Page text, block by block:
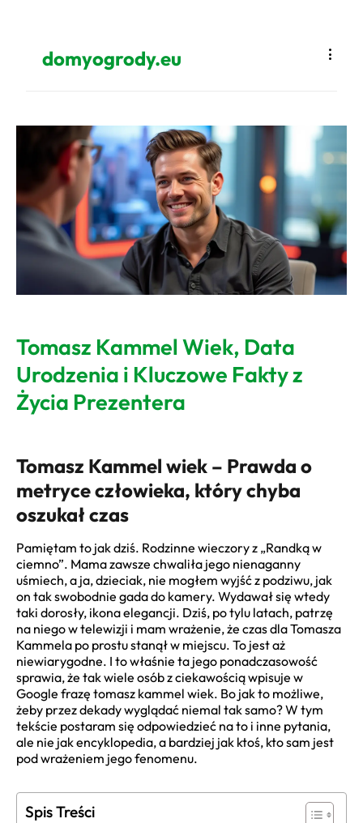
domyogrody.eu
Tomasz Kammel Wiek, Data
Urodzenia i Kluczowe Fakty z
Życia Prezentera
Tomasz Kammel wiek – Prawda o
metryce człowieka, który chyba
oszukał czas
Pamiętam to jak dziś. Rodzinne wieczory z „Randką w
ciemno”. Mama zawsze chwaliła jego nienaganny
uśmiech, a ja, dzieciak, nie mogłem wyjść z podziwu, jak
on tak swobodnie gada do kamery. Wydawał się wtedy
taki dorosły, ikona elegancji. Dziś, po tylu latach, patrzę
na niego w telewizji i mam wrażenie, że czas dla Tomasza
Kammela po prostu stanął w miejscu. To jest aż
niewiarygodne. I to właśnie ta jego ponadczasowość
sprawia, że tak wiele osób z ciekawością wpisuje w
Google frazę tomasz kammel wiek. Bo jak to możliwe,
żeby przez dekady wyglądać niemal tak samo? W tym
tekście postaram się odpowiedzieć na to i inne pytania,
ale nie jak encyklopedia, a bardziej jak ktoś, kto sam jest
pod wrażeniem jego fenomenu.
Spis Treści